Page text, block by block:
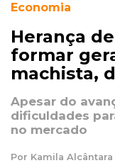
Economia
Herança
formar
machista,
Apesar do
dificuldades
no mercado
Por Kamila